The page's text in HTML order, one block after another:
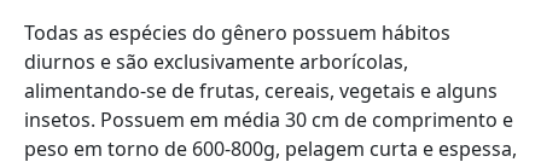
Todas as espécies do gênero possuem hábitos
diurnos e são exclusivamente arborícolas,
alimentando-se de frutas, cereais, vegetais e alguns
insetos. Possuem em média 30 cm de comprimento e
peso em torno de 600-800g, pelagem curta e espessa,